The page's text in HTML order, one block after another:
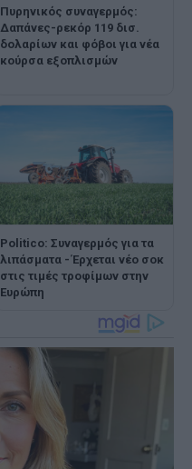
Πυρηνικός συναγερμός:
Δαπάνες-ρεκόρ 119 δισ.
δολαρίων και φόβοι για νέα
κούρσα εξοπλισμών
Politico: Συναγερμός για τα
λιπάσματα - Έρχεται νέο σοκ
στις τιμές τροφίμων στην
Ευρώπη